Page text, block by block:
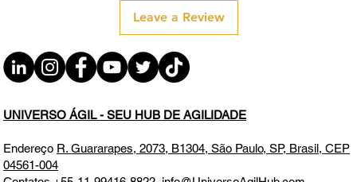
Leave a Review
UNIVERSO ÁGIL - SEU HUB DE AGILIDADE
Endereço R. Guararapes, 2073, B1304, São Paulo, SP, Brasil, CEP
04561-004